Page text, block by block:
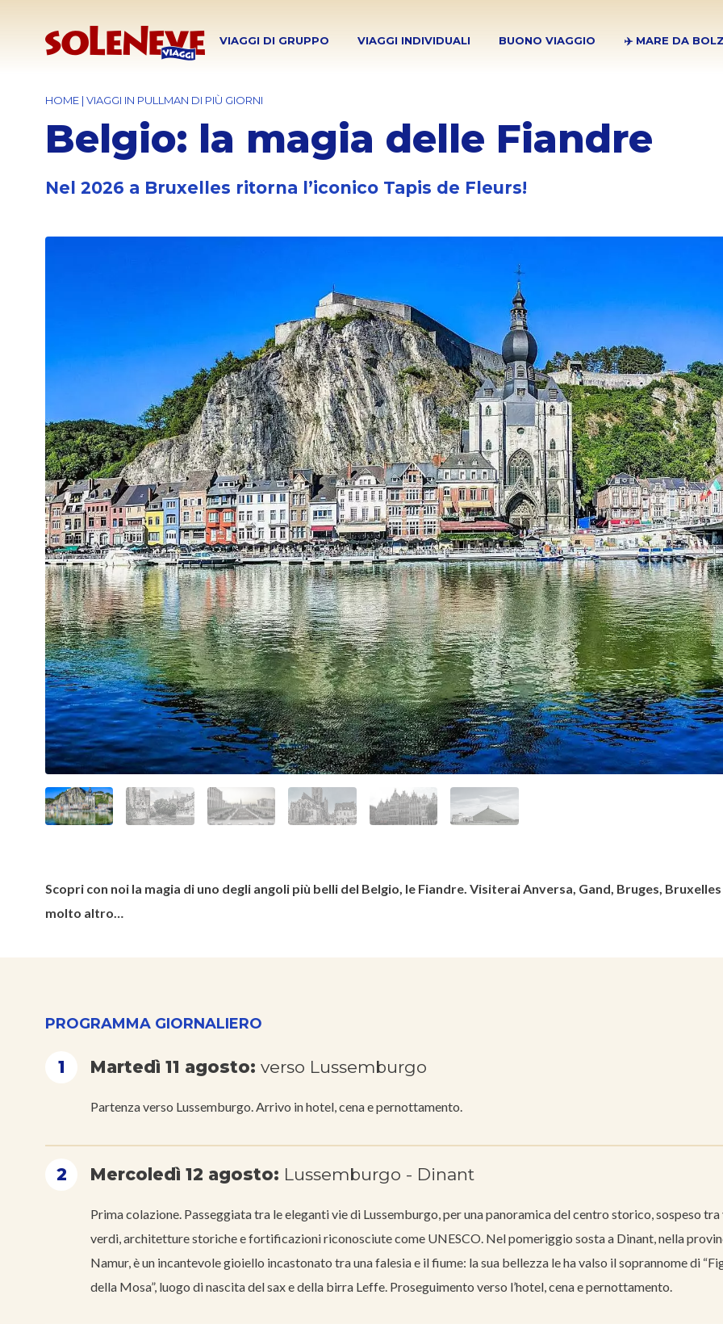
VIAGGI DI GRUPPO VIAGGI INDIVIDUALI BUONO VIAGGIO ✈️ MARE DA
HOME | VIAGGI IN PULLMAN DI PIÙ GIORNI
Belgio: la magia delle Fiandre
Nel 2026 a Bruxelles ritorna l’iconico Tapis de Fleurs!
Scopri con noi la magia di uno degli angoli più belli del Belgio, le Fiandre. Visiterai Anversa, Gand, Bruges, Bruxelles
molto altro…
PROGRAMMA GIORNALIERO
1 Martedì 11 agosto: verso Lussemburgo
Partenza verso Lussemburgo. Arrivo in hotel, cena e pernottamento.
2 Mercoledì 12 agosto: Lussemburgo - Dinant
Prima colazione. Passeggiata tra le eleganti vie di Lussemburgo, per una panoramica del centro storico, sospeso
verdi, architetture storiche e fortificazioni riconosciute come UNESCO. Nel pomeriggio sosta a Dinant, nella
Namur, è un incantevole gioiello incastonato tra una falesia e il fiume: la sua bellezza le ha valso il soprannome di
della Mosa”, luogo di nascita del sax e della birra Leffe. Proseguimento verso l’hotel, cena e pernottamento.